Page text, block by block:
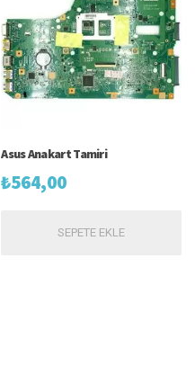
Asus Anakart Tamiri
₺564,00
SEPETE EKLE